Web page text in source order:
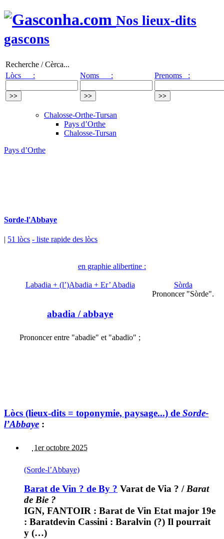
Nos lieux-dits
gascons
Recherche / Cèrca...
Lòcs :
Noms : Prenoms :
Chalosse-Orthe-Tursan
Pays d’Orthe
Chalosse-Tursan
Pays d’Orthe
Sorde-l'Abbaye
| 51 lòcs - liste rapide des lòcs
en graphie alibertine :
Labadia + (l’)Abadia + Er’ Abadia
abadia / abbaye
Prononcer entre "abadïe" et "abadïo" ;
Sòrda
Prononcer "Sòrde".
Lòcs (lieux-dits = toponymie, paysage...) de Sorde-
l’Abbaye :
1er octobre 2025
(Sorde-l’Abbaye)
Barat de Vin ? de By ? Varat de Via ? /Barat
de Bie ?
IGN, FANTOIR : Barat de Vin Etat major 19e
: Baratdevin Cassini : Baralvin (?) Il pourrait
y (…)